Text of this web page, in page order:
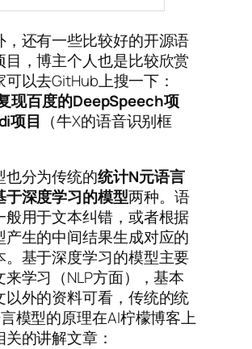
，还有一些比较好的开源语
目，博主个人也是比较欣赏
以去GitHub上搜一下：
现百度的DeepSpeech项
项目 （牛X的语音识别框
也分为传统的统计N元语言
于深度学习的模型两种。语
般用于文本纠错，或者根据
产生的中间结果生成对应的
。基于深度学习的模型主要
来学习（NLP方面），基本
以外的资料可看，传统的统
模型的原理在AI柠檬博客上
的讲解文章：